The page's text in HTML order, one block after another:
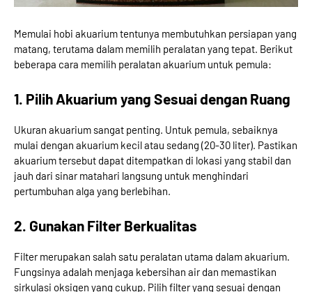
Memulai hobi akuarium tentunya membutuhkan persiapan yang
matang, terutama dalam memilih peralatan yang tepat. Berikut
beberapa cara memilih peralatan akuarium untuk pemula:
1. Pilih Akuarium yang Sesuai dengan Ruang
Ukuran akuarium sangat penting. Untuk pemula, sebaiknya
mulai dengan akuarium kecil atau sedang (20-30 liter). Pastikan
akuarium tersebut dapat ditempatkan di lokasi yang stabil dan
jauh dari sinar matahari langsung untuk menghindari
pertumbuhan alga yang berlebihan.
2. Gunakan Filter Berkualitas
Filter merupakan salah satu peralatan utama dalam akuarium.
Fungsinya adalah menjaga kebersihan air dan memastikan
sirkulasi oksigen yang cukup. Pilih filter yang sesuai dengan